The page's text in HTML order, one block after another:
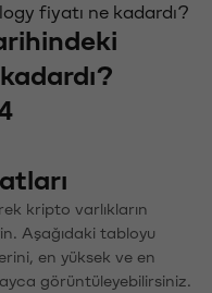
fiyatı ne kadardı?
kripto varlıkların
Aşağıdaki tabloyu
en yüksek ve en
görüntüleyebilirsiniz.